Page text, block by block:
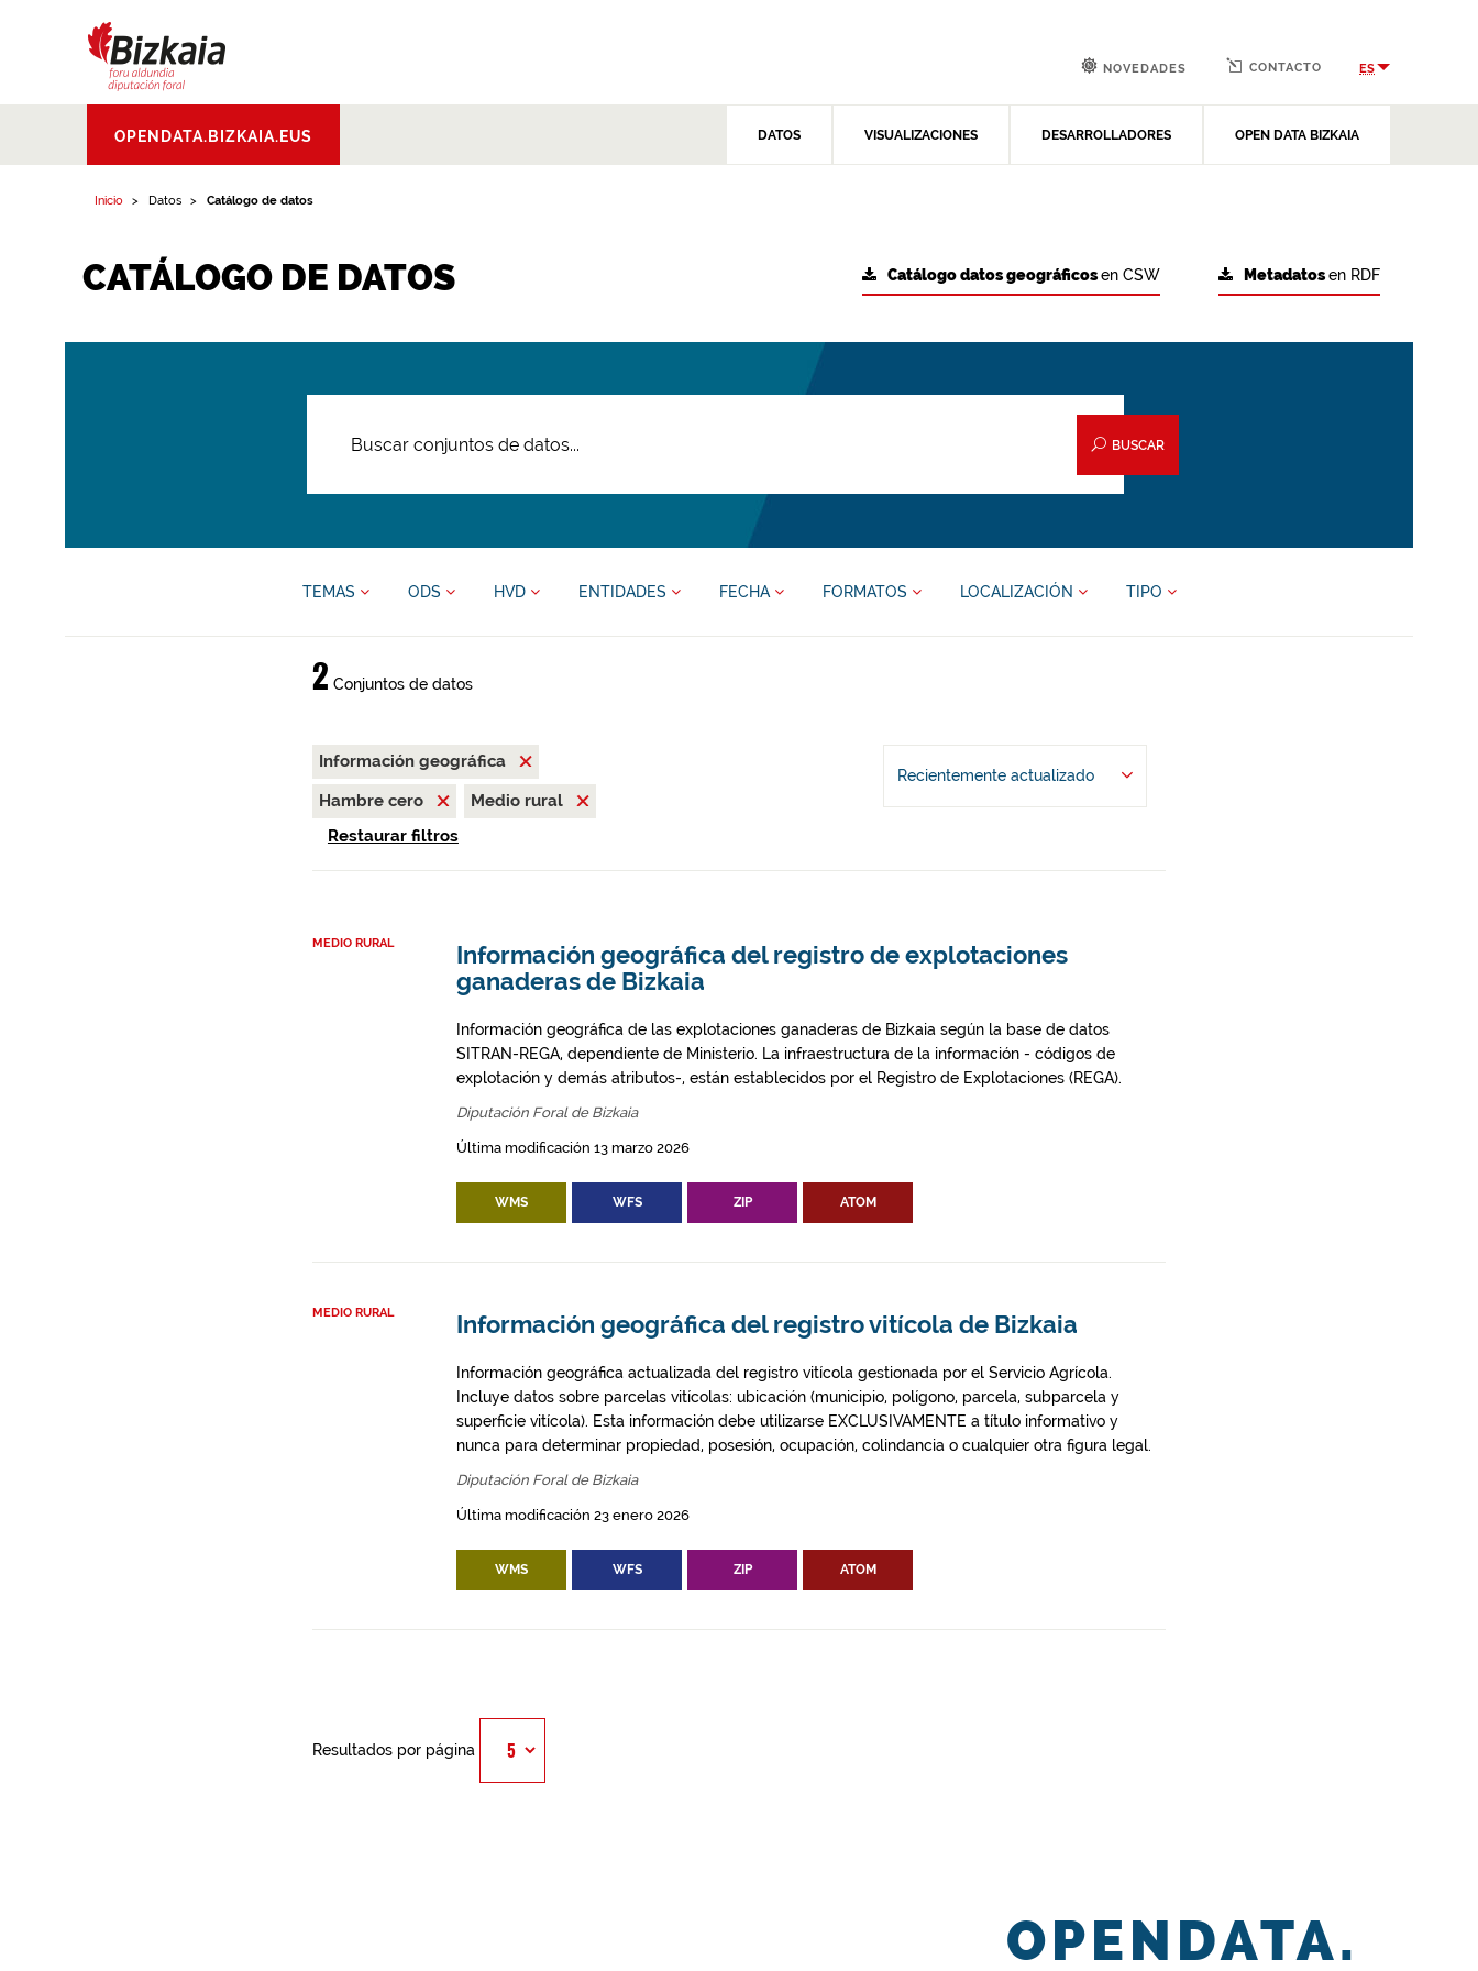
Aldundia.Diputacion
Foral de Bizkaia
OPENDATA.BIZKAIA.EUS DATOS VISUALIZACIONES DESARROLLADORES OPEN DATA BIZKAIA
NOVEDADES CONTACTO ES
Inicio Datos Catálogo de datos
CATÁLOGO DE DATOS Metadatosen RDF
Catálogo datos geográficosen CSW
BUSCAR
TEMAS ODS HVD ENTIDADES FECHA FORMATOS LOCALIZACIÓN TIPO
2 Conjuntos de datos
Información geográfica
Hambre cero
Medio rural
Restaurar filtros
Recientemente actualizado
MEDIO RURAL
Información geográfica del registro de explotaciones
ganaderas de Bizkaia
Información geográfica de las explotaciones ganaderas de Bizkaia según la base de datos
SITRAN-REGA, dependiente de Ministerio. La infraestructura de la información - códigos de
explotación y demás atributos-, están establecidos por el Registro de Explotaciones (REGA).
Diputación Foral de Bizkaia
Última modificación 13 marzo 2026
WMS WFS ZIP ATOM
MEDIO RURAL Información geográfica del registro vitícola de Bizkaia
Información geográfica actualizada del registro vitícola gestionada por el Servicio Agrícola.
Incluye datos sobre parcelas vitícolas: ubicación (municipio, polígono, parcela, subparcela y
superficie vitícola). Esta información debe utilizarse EXCLUSIVAMENTE a título informativo y
nunca para determinar propiedad, posesión, ocupación, colindancia o cualquier otra figura legal.
Diputación Foral de Bizkaia
Última modificación 23 enero 2026
WMS WFS ZIP ATOM
Resultados por página
OPENDATA.